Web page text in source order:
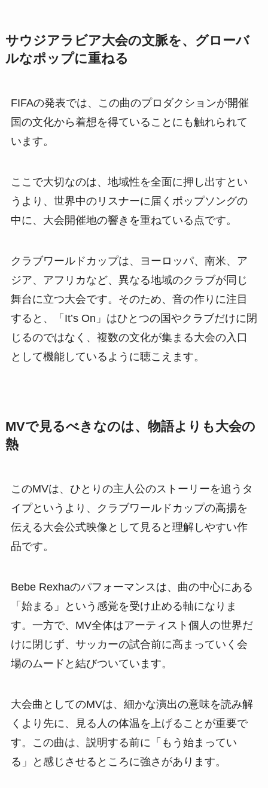
サウジアラビア大会の文脈を、グローバ
ルなポップに重ねる
FIFAの発表では、この曲のプロダクションが開催
国の文化から着想を得ていることにも触れられて
います。
ここで大切なのは、地域性を全面に押し出すとい
うより、世界中のリスナーに届くポップソングの
中に、大会開催地の響きを重ねている点です。
クラブワールドカップは、ヨーロッパ、南米、ア
ジア、アフリカなど、異なる地域のクラブが同じ
舞台に立つ大会です。そのため、音の作りに注目
すると、「It’s On」はひとつの国やクラブだけに閉
じるのではなく、複数の文化が集まる大会の入口
として機能しているように聴こえます。
MVで見るべきなのは、物語よりも大会の
熱
このMVは、ひとりの主人公のストーリーを追うタ
イプというより、クラブワールドカップの高揚を
伝える大会公式映像として見ると理解しやすい作
品です。
Bebe Rexhaのパフォーマンスは、曲の中心にある
「始まる」という感覚を受け止める軸になりま
す。一方で、MV全体はアーティスト個人の世界だ
けに閉じず、サッカーの試合前に高まっていく会
場のムードと結びついています。
大会曲としてのMVは、細かな演出の意味を読み解
くより先に、見る人の体温を上げることが重要で
す。この曲は、説明する前に「もう始まってい
る」と感じさせるところに強さがあります。